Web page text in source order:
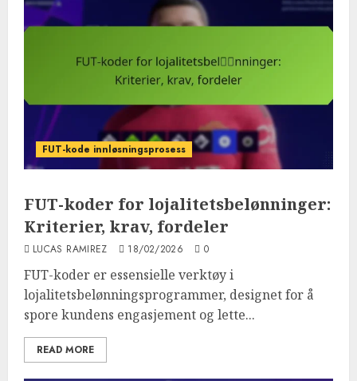
FUT-kode innløsningsprosess
FUT-koder for lojalitetsbelønninger:
Kriterier, krav, fordeler
LUCAS RAMIREZ 18/02/2026 0
FUT-koder er essensielle verktøy i
lojalitetsbelønningsprogrammer, designet for å
spore kundens engasjement og lette...
READ MORE